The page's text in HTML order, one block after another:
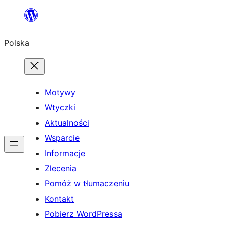
Przejdź
treści
Polska
Motywy
Wtyczki
Aktualności
Wsparcie
Informacje
Zlecenia
Pomóż w tłumaczeniu
Kontakt
Pobierz WordPressa